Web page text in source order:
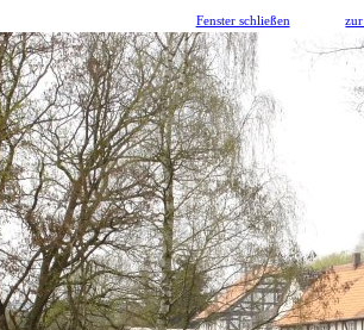
Fenster schließen